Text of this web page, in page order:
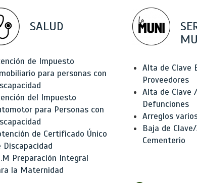
SALUD
de Impuesto
para personas con
del Impuesto
para Personas con
de Certificado Único
Discapacidad
Preparación Integral
la Maternidad
Alta de Clave
Proveedores
Alta de Clave
Defunciones
Arreglos
Baja de
Cementerio